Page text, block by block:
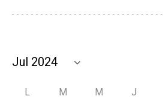
L M M J